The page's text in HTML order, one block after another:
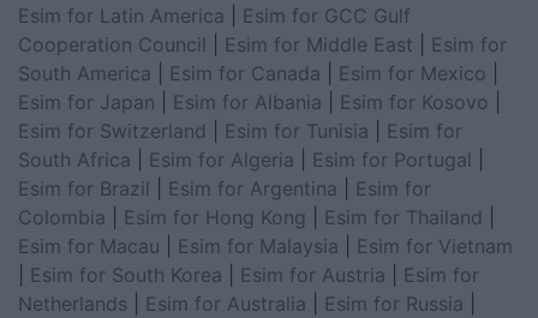
Esim for Latin America
Esim for GCC Gulf
Cooperation Council
Esim for Middle East
Esim for
South America
Esim for Canada Esim for Mexico
Esim for Japan
Esim for Albania Esim for Kosovo
Esim for Switzerland
Esim for Tunisia
Esim for
South Africa
Esim for Algeria Esim for Portugal
Esim for Brazil
Esim for Argentina
Esim for
Colombia
Esim for Hong Kong Esim for Thailand
Esim for Macau
Esim for Malaysia
Esim for Vietnam
Esim for South Korea Esim for Austria
Esim for
Netherlands
Esim for Australia Esim for Russia